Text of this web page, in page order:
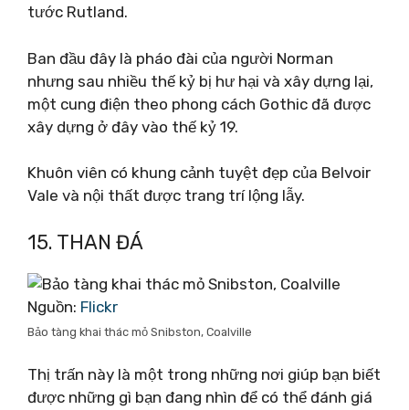
tước Rutland.
Ban đầu đây là pháo đài của người Norman
nhưng sau nhiều thế kỷ bị hư hại và xây dựng lại,
một cung điện theo phong cách Gothic đã được
xây dựng ở đây vào thế kỷ 19.
Khuôn viên có khung cảnh tuyệt đẹp của Belvoir
Vale và nội thất được trang trí lộng lẫy.
15. THAN ĐÁ
Nguồn: Flickr
Bảo tàng khai thác mỏ Snibston, Coalville
Thị trấn này là một trong những nơi giúp bạn biết
được những gì bạn đang nhìn để có thể đánh giá